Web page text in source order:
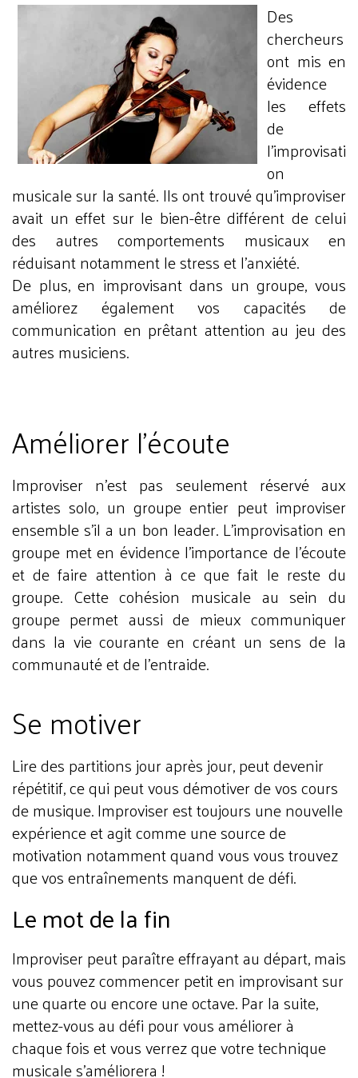
Des
chercheurs
ont mis en
évidence
les effets
de
l’improvisati
on
musicale sur la santé. Ils ont trouvé qu’improviser
avait un effet sur le bien-être différent de celui
des autres comportements musicaux en
réduisant notamment le stress et l’anxiété.
De plus, en improvisant dans un groupe, vous
améliorez également vos capacités de
communication en prêtant attention au jeu des
autres musiciens.
Améliorer l’écoute
Improviser n’est pas seulement réservé aux
artistes solo, un groupe entier peut improviser
ensemble s’il a un bon leader. L’improvisation en
groupe met en évidence l’importance de l’écoute
et de faire attention à ce que fait le reste du
groupe. Cette cohésion musicale au sein du
groupe permet aussi de mieux communiquer
dans la vie courante en créant un sens de la
communauté et de l’entraide.
Se motiver
Lire des partitions jour après jour, peut devenir
répétitif, ce qui peut vous démotiver de vos cours
de musique. Improviser est toujours une nouvelle
expérience et agit comme une source de
motivation notamment quand vous vous trouvez
que vos entraînements manquent de défi.
Le mot de la fin
Improviser peut paraître effrayant au départ, mais
vous pouvez commencer petit en improvisant sur
une quarte ou encore une octave. Par la suite,
mettez-vous au défi pour vous améliorer à
chaque fois et vous verrez que votre technique
musicale s’améliorera !